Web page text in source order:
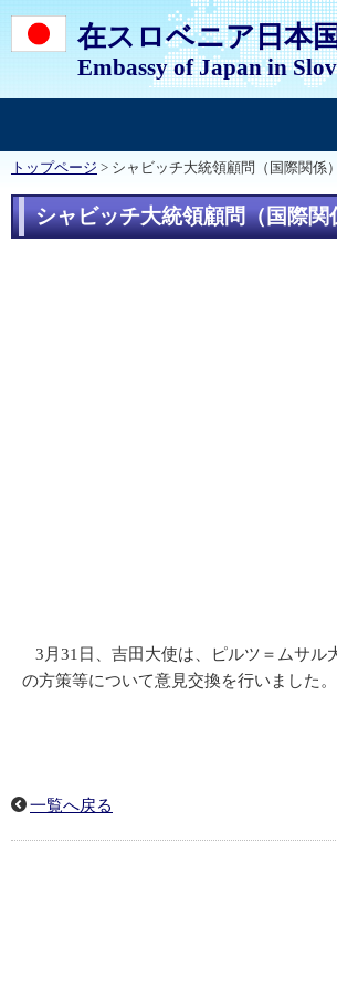
在スロベニア日本
Embassy of Japan in
トップページ > シャビッチ大統領顧問（国際関係
シャビッチ大統領顧問（国際
3月31日、吉田大使は、ピルツ＝ムサル
の方策等について意見交換を行いました。
一覧へ戻る